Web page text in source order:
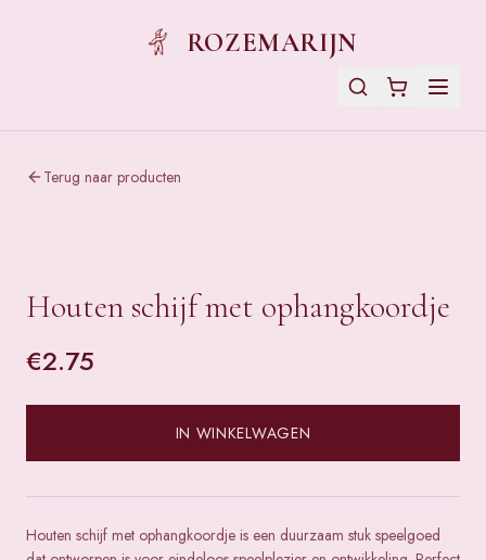
ROZEMARIJN
Terug naar producten
Houten schijf met ophangkoordje
€2.75
IN WINKELWAGEN
Houten schijf met ophangkoordje is een duurzaam stuk speelgoed